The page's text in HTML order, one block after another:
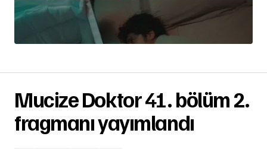
Mucize Doktor 41. bölüm 2.
fragmanı yayımlandı